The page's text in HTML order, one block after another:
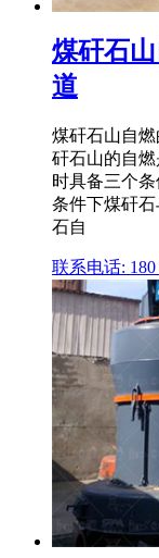
煤矸石
道
煤矸石山自
矸石山的自
时具备三个
条件下煤矸
石自
联系电话: 180